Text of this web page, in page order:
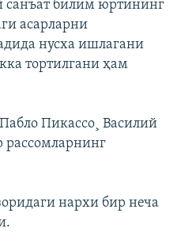
санъат билим юртининг
асарларни
нусха ишлагани
тортилгани ҳам
Пикассо¸ Василий
нархи бир неча